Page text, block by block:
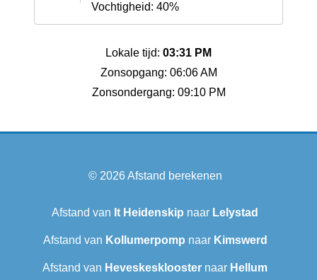
Vochtigheid: 40%
Lokale tijd: 03:31 PM
Zonsopgang: 06:06 AM
Zonsondergang: 09:10 PM
© 2026Afstand berekenen
Afstand van It Heidenskip naar Lelystad
Afstand van Kollumerpomp naar Kimswerd
Afstand van Heveskesklooster‎ naar Hellum